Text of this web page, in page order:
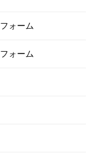
ォーム
ォーム